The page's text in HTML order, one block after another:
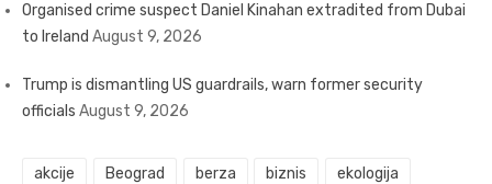
Organised crime suspect Daniel Kinahan extradited from Dubai
to Ireland August 9, 2026
Trump is dismantling US guardrails, warn former security
officials August 9, 2026
akcije Beograd berza biznis ekologija